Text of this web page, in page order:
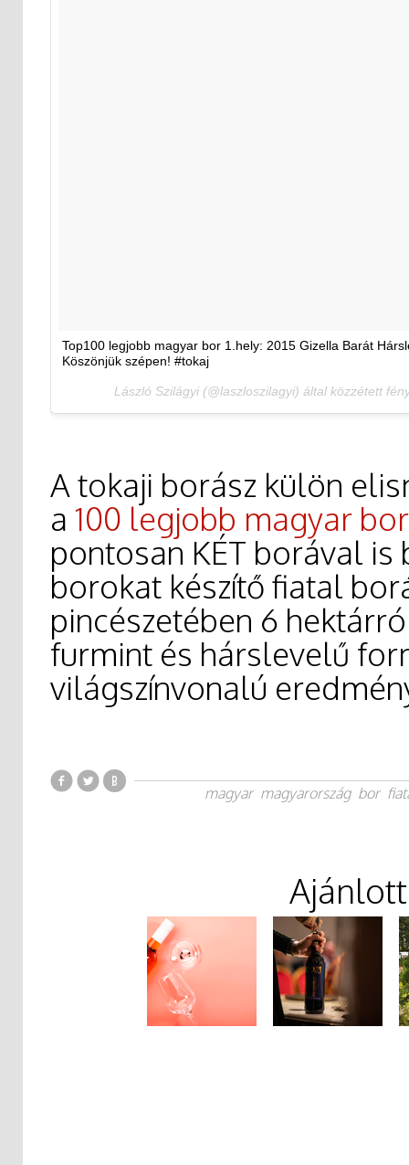
Top100 legjobb magyar bor 1.hely: 2015 Gizella Barát
Köszönjük szépen! #tokaj
László Szilágyi (@laszloszilagyi) által közzétett
A tokaji borász külön
a 100 legjobb magyar bor
pontosan KÉT borával
borokat készítő fiatal
pincészetében 6
furmint és hárslevelű
világszínvonalú
magyar magyarország bor